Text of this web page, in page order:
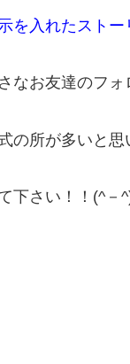
を入れたスト
なお友達のフォ
の所が多いと思
下さい！！(^－